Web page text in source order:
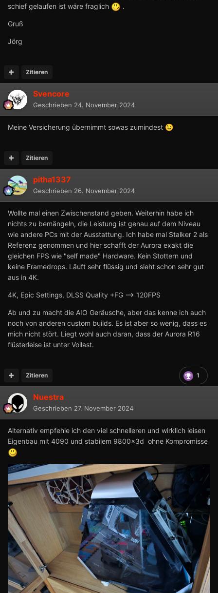
schief gelaufen ist wäre fraglich
.
Gruß
Jörg
Zitieren
Svencore
Geschrieben 24. November 2024
Meine Versicherung übernimmt sowas zumindest 😉
Zitieren
pitha1337
Geschrieben 26. November 2024
Wollte mal einen Zwischenstand geben. Weiterhin habe ich
nichts zu bemängeln, die Leistung ist genau auf dem Niveau
wie andere PCs mit der Ausstattung. Ich habe mal Stalker 2 als
Referenz genommen und hier schafft der Aurora exakt die
gleichen FPS wie "self made" Hardware. Kein Stottern und
keine Framedrops. Läuft sehr flüssig und sieht schon sehr gut
aus in 4K.
4K, Epic Settings, DLSS Quality +FG --> 120FPS
Ab und zu macht die AIO Geräusche, aber das kenne ich auch
noch von anderen custom builds. Es ist aber so wenig, dass es
mich nicht stört. Liegt wohl auch daran, dass der Aurora R16
flüsterleise ist unter Vollast.
1
Zitieren
Nuestra
Geschrieben 27. November 2024
Alternativ empfehle ich den viel schnelleren und wirklich leisen
Eigenbau mit 4090 und stabilem 9800x3d ohne Kompromisse